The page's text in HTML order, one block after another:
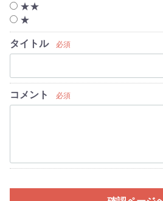
★★
★
タイトル 必須
コメント 必須